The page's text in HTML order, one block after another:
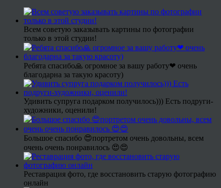
Всем советую заказывать картины по фотографии
только в этой студии!
Ребята спасибо🙏 огромное за вашу работу❤ очень
благодарна за такую красоту)
Удивить супруга подарком получилось))) Есть подруги-
художники, оценили!
Большое спасибо 😍портретом очень довольны, всем
очень очень понравилось 😍😍
Реставрация фото, где восстановить старую фотографию
онлайн